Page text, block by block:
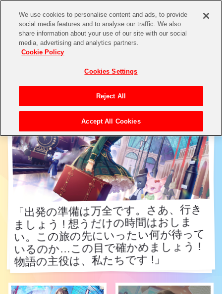
アイドル検索
「出発の準備は万全です。さあ、行き
ましょう ! 想うだけの時間はおしま
い。この旅の先にいったい何が待って
いるのか…この目で確かめましょう !
物語の主役は、私たちです !」
「出発の準備は万全です。さあ、行き
ましょう ! 想うだけの時間はおしま
い。この旅の先にいったい何が待って
いるのか…この目で確かめましょう !
物語の主役は、私たちです !」
We use cookies to personalise content and ads, to provide
social media features and to analyse our traffic. We also
share information about your use of our site with our social
media, advertising and analytics partners.
Cookie Policy
Cookies Settings
Reject All
Accept All Cookies